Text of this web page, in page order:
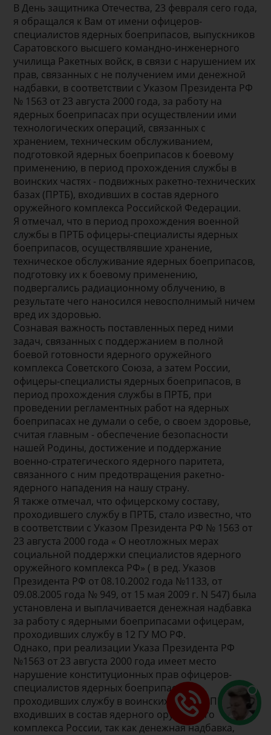
В День защитника Отечества, 23 февраля сего года,
я обращался к Вам от имени офицеров-
специалистов ядерных боеприпасов, выпускников
Саратовского высшего командно-инженерного
училища Ракетных войск, в связи с нарушением их
прав, связанных с не получением ими денежной
надбавки, в соответствии с Указом Президента РФ
№ 1563 от 23 августа 2000 года, за работу на
ядерных боеприпасах при осуществлении ими
технологических операций, связанных с
хранением, техническим обслуживанием,
подготовкой ядерных боеприпасов к боевому
применению, в период прохождения службы в
воинских частях - подвижных ракетно-технических
базах (ПРТБ), входивших в состав ядерного
оружейного комплекса Российской Федерации.
Я отмечал, что в период прохождения военной
службы в ПРТБ офицеры-специалисты ядерных
боеприпасов, осуществлявшие хранение,
техническое обслуживание ядерных боеприпасов,
подготовку их к боевому применению,
подвергались радиационному облучению, в
результате чего наносился невосполнимый ничем
вред их здоровью.
Сознавая важность поставленных перед ними
задач, связанных с поддержанием в полной
боевой готовности ядерного оружейного
комплекса Советского Союза, а затем России,
офицеры-специалисты ядерных боеприпасов, в
период прохождения службы в ПРТБ, при
проведении регламентных работ на ядерных
боеприпасах не думали о себе, о своем здоровье,
считая главным - обеспечение безопасности
нашей Родины, достижение и поддержание
военно-стратегического ядерного паритета,
связанного с ним предотвращения ракетно-
ядерного нападения на нашу страну.
Я также отмечал, что офицерскому составу,
проходившего службу в ПРТБ, стало известно, что
в соответствии с Указом Президента РФ № 1563 от
23 августа 2000 года « О неотложных мерах
социальной поддержки специалистов ядерного
оружейного комплекса РФ» ( в ред. Указов
Президента РФ от 08.10.2002 года №1133, от
09.08.2005 года № 949, от 15 мая 2009 г. N 547) была
установлена и выплачивается денежная надбавка
за работу с ядерными боеприпасами офицерам,
проходивших службу в 12 ГУ МО РФ.
Однако, при реализации Указа Президента РФ
№1563 от 23 августа 2000 года имеет место
нарушение конституционных прав офицеров-
специалистов ядерных боеприпасов,
проходивших службу в воинских частях - ПРТБ,
входивших в состав ядерного оружейного
комплекса России, так как денежная надбавка,